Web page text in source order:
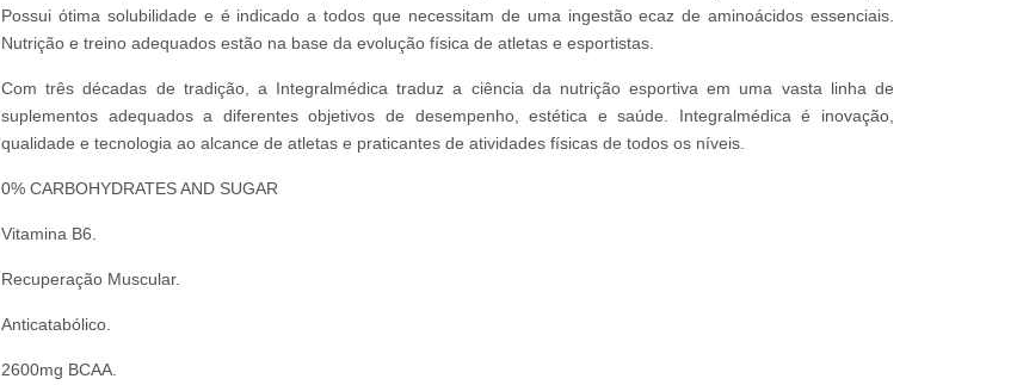
Possui ótima solubilidade e é indicado a todos que necessitam de uma ingestão e­caz de aminoácidos essenciais.
Nutrição e treino adequados estão na base da evolução física de atletas e esportistas.
Com três décadas de tradição, a Integralmédica traduz a ciência da nutrição esportiva em uma vasta linha de
suplementos adequados a diferentes objetivos de desempenho, estética e saúde. Integralmédica é inovação,
qualidade e tecnologia ao alcance de atletas e praticantes de atividades físicas de todos os níveis.
0% CARBOHYDRATES AND SUGAR
Vitamina B6.
Recuperação Muscular.
Anticatabólico.
2600mg BCAA.